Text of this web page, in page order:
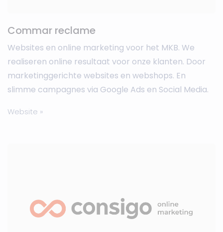
Commar reclame
Websites en online marketing voor het MKB. We
realiseren online resultaat voor onze klanten. Door
marketinggerichte websites en webshops. En
slimme campagnes via Google Ads en Social Media.
Website »